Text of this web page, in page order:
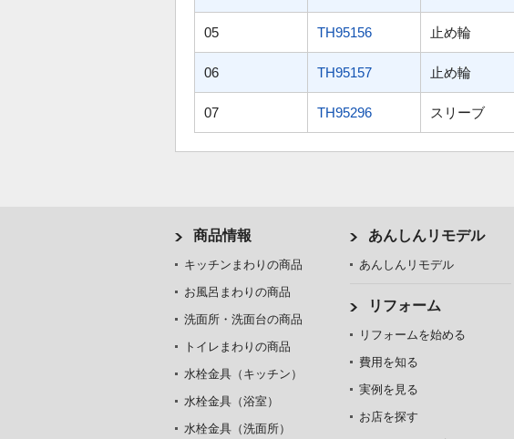
05 TH95156 止め輪
06 TH95157 止め輪
07 TH95296 スリーブ
商品情報
キッチンまわりの商品
お風呂まわりの商品
洗面所・洗面台の商品
トイレまわりの商品
水栓金具（キッチン）
水栓金具（浴室）
水栓金具（洗面所）
あんしんリモデル
あんしんリモデル
リフォーム
リフォームを始める
費用を知る
実例を見る
お店を探す